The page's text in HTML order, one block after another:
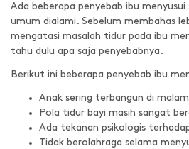
Ada beberapa penyebab ibu
umum dialami. Sebelum membahas
mengatasi masalah tidur pada ibu
tahu dulu apa saja penyebabnya.
Berikut ini beberapa penyebab ibu
Anak sering terbangun di
Pola tidur bayi masih sangat
Ada tekanan psikologis
Tidak berolahraga selama